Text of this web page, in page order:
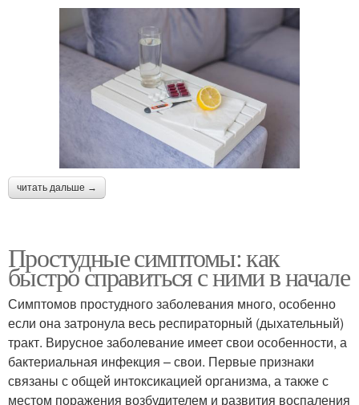
читать дальше →
Простудные симптомы: как
быстро справиться с ними в начале
Симптомов простудного заболевания много, особенно
если она затронула весь респираторный (дыхательный)
тракт. Вирусное заболевание имеет свои особенности, а
бактериальная инфекция – свои. Первые признаки
связаны с общей интоксикацией организма, а также с
местом поражения возбудителем и развития воспаления